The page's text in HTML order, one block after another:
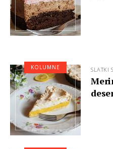
SLATKI
KOLUMNE